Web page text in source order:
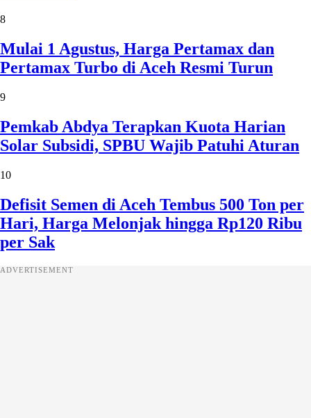
8
Mulai 1 Agustus, Harga Pertamax dan
Pertamax Turbo di Aceh Resmi Turun
9
Pemkab Abdya Terapkan Kuota Harian
Solar Subsidi, SPBU Wajib Patuhi Aturan
10
Defisit Semen di Aceh Tembus 500 Ton per
Hari, Harga Melonjak hingga Rp120 Ribu
per Sak
ADVERTISEMENT